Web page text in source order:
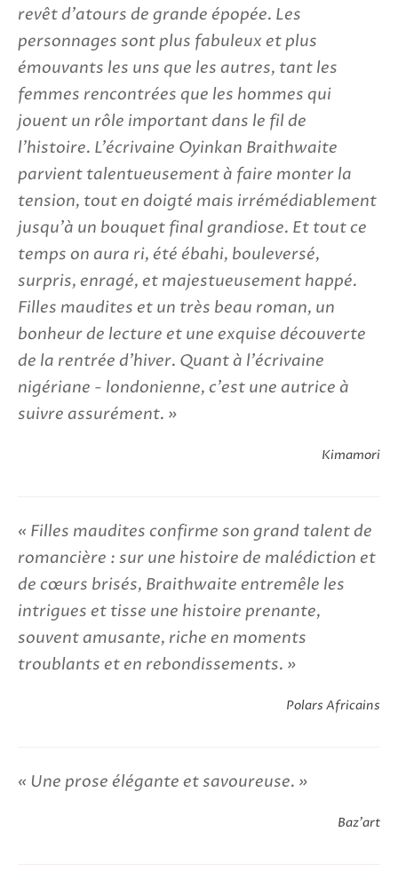
revêt d'atours de grande épopée. Les
personnages sont plus fabuleux et plus
émouvants les uns que les autres, tant les
femmes rencontrées que les hommes qui
jouent un rôle important dans le fil de
l'histoire. L'écrivaine Oyinkan Braithwaite
parvient talentueusement à faire monter la
tension, tout en doigté mais irrémédiablement
jusqu'à un bouquet final grandiose. Et tout ce
temps on aura ri, été ébahi, bouleversé,
surpris, enragé, et majestueusement happé.
Filles maudites et un très beau roman, un
bonheur de lecture et une exquise découverte
de la rentrée d'hiver. Quant à l'écrivaine
nigériane - londonienne, c'est une autrice à
suivre assurément.
Kimamori
Filles maudites confirme son grand talent de
romancière : sur une histoire de malédiction et
de cœurs brisés, Braithwaite entremêle les
intrigues et tisse une histoire prenante,
souvent amusante, riche en moments
troublants et en rebondissements.
Polars Africains
Une prose élégante et savoureuse.
Baz'art